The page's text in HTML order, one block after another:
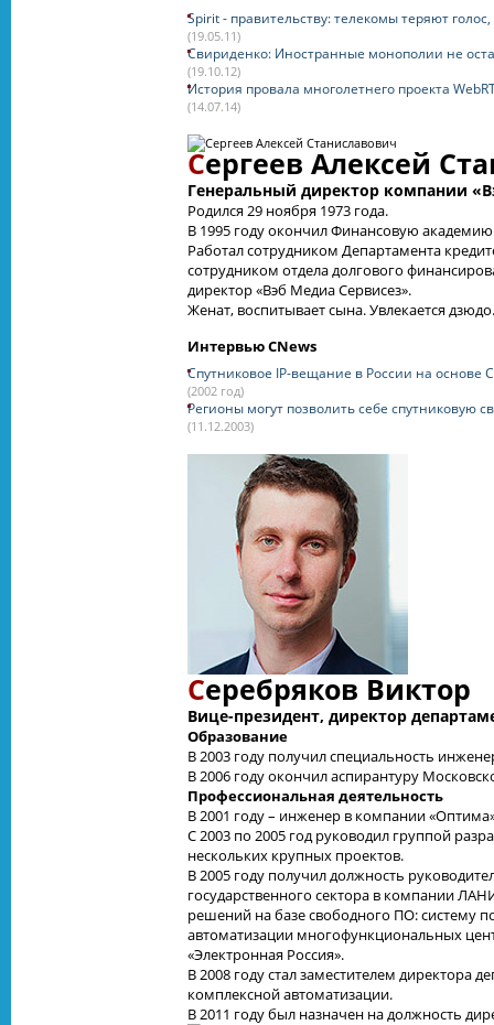
Spirit - правительству: телекомы теряют
(19.05.11)
Свириденко: Иностранные монополии не
(19.10.12)
История провала многолетнего проекта
(14.07.14)
Сергеев Алексей
Генеральный директор компании
Родился 29 ноября 1973 года.
В 1995 году окончил Финансовую
Работал сотрудником Департамента
сотрудником отдела долгового
директор «Вэб Медиа Сервисез».
Женат, воспитывает сына. Увлекается дзюдо.
Интервью CNews
Спутниковое IP-вещание в России на основе
(2002 год)
Регионы могут позволить себе спутниковую
(11.12.2003)
Серебряков Виктор
Вице-президент, директор
Образование
В 2003 году получил специальность
В 2006 году окончил аспирантуру
Профессиональная деятельность
В 2001 году – инженер в компании
С 2003 по 2005 год руководил группой
нескольких крупных проектов.
В 2005 году получил должность
государственного сектора в компании
решений на базе свободного ПО: систему
автоматизации многофункциональных
«Электронная Россия».
В 2008 году стал заместителем директора
комплексной автоматизации.
В 2011 году был назначен на должность